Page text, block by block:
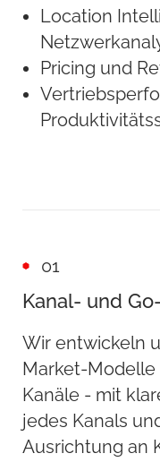
Location
Pricing und
01
Kanal- und
Wir entwickeln
Market-
Kanäle - mit
jedes Kanals
Ausrichtung an